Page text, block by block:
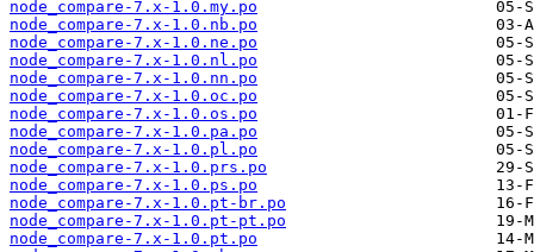
node_compare-7.x-1.0.my.po
node_compare-7.x-1.0.nb.po
node_compare-7.x-1.0.ne.po
node_compare-7.x-1.0.nl.po
node_compare-7.x-1.0.nn.po
node_compare-7.x-1.0.oc.po
node_compare-7.x-1.0.os.po
node_compare-7.x-1.0.pa.po
node_compare-7.x-1.0.pl.po
node_compare-7.x-1.0.prs.po
node_compare-7.x-1.0.ps.po
node_compare-7.x-1.0.pt-br.po
node_compare-7.x-1.0.pt-pt.po
node_compare-7.x-1.0.pt.po